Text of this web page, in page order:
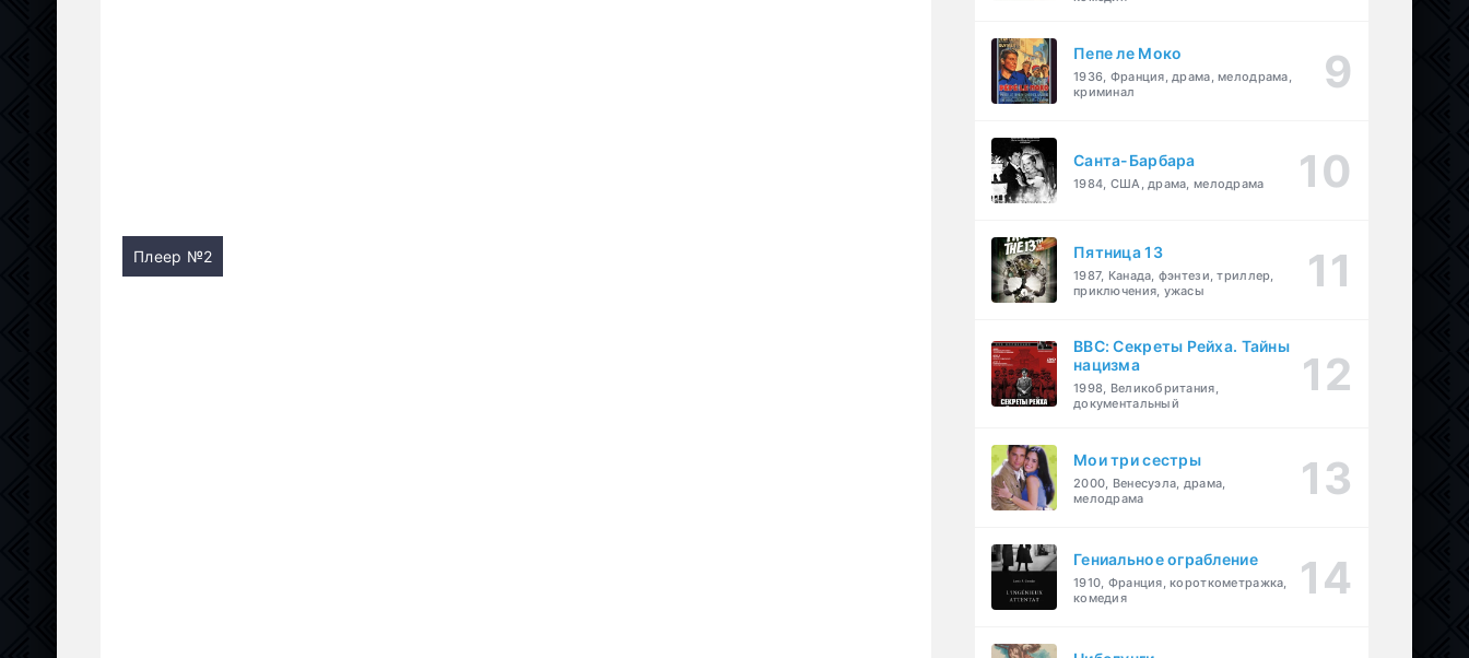
Плеер №2
Пепе ле Моко
1936, Франция, драма, мелодрама,
криминал
Санта-Барбара
1984, США, драма, мелодрама
Пятница 13
1987, Канада, фэнтези, триллер,
приключения, ужасы
BBC: Секреты Рейха. Тайны
нацизма
1998, Великобритания,
документальный
Мои три сестры
2000, Венесуэла, драма,
мелодрама
Гениальное ограбление
1910, Франция, короткометражка,
комедия